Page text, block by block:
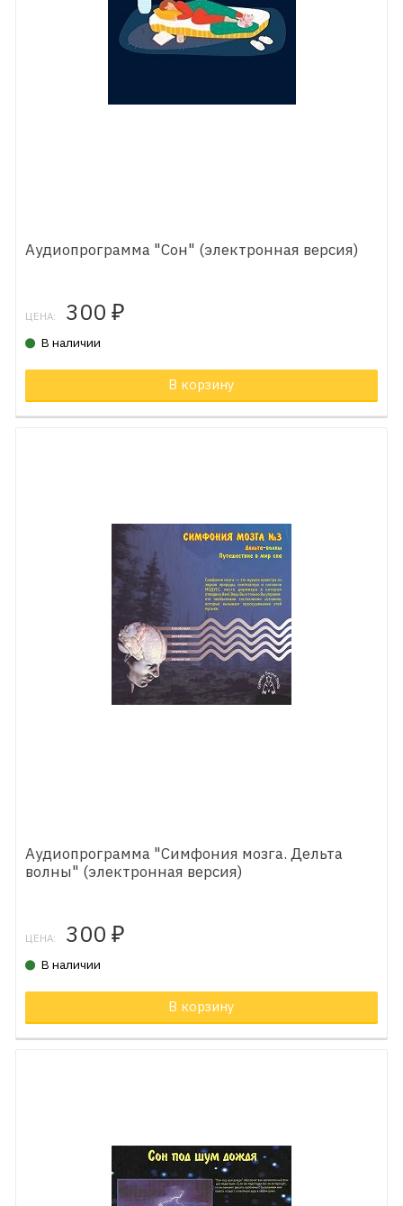
Аудиопрограмма "Сон" (электронная версия)
ЦЕНА: 300 ₽
В наличии
В корзину
Аудиопрограмма "Симфония мозга. Дельта
волны" (электронная версия)
ЦЕНА: 300 ₽
В наличии
В корзину